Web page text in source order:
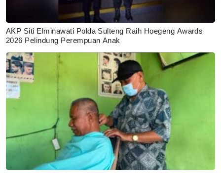
AKP Siti Elminawati Polda Sulteng Raih Hoegeng Awards
2026 Pelindung Perempuan Anak